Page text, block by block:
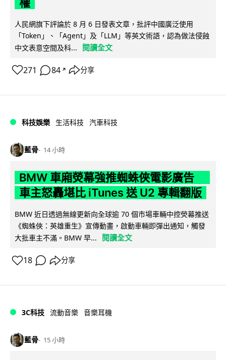
人民網旗下評論於 8 月 6 日發表文章，批評中國廣泛使用
「Token」、「Agent」及「LLM」等英文術語，認為做法侵蝕
中文表意空間及科...
閱讀全文
271 84 ↗ 分享
科技娛樂 生活科技 汽車科技
藍骨 14 小時
BMW 車廂熒幕強推蜘蛛俠電影廣告
車主怒轟堪比 iTunes 送 U2 專輯翻版
BMW 近日透過無線更新向全球逾 70 個市場車輛中控熒幕推送
《蜘蛛俠：英雄重生》宣傳動畫，啟動車輛即彈出通知，觸發
大批車主不滿。BMW 早...
閱讀全文
18 分享
3C科技 流動音樂 音樂耳機
藍骨 15 小時